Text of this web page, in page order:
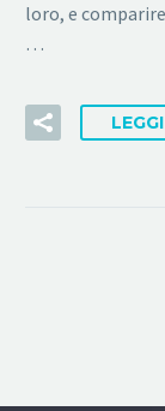
loro, e
…